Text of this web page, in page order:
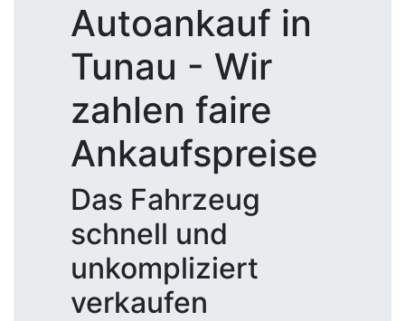
Autoankauf in
Tunau - Wir
zahlen faire
Ankaufspreise
Das Fahrzeug
schnell und
unkompliziert
verkaufen